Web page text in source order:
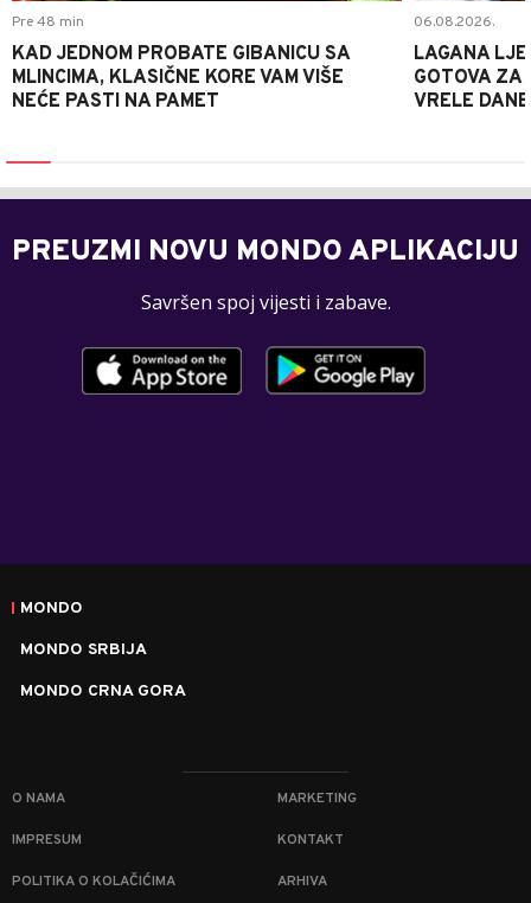
Pre 48 min
KAD JEDNOM PROBATE GIBANICU SA
MLINCIMA, KLASIČNE KORE VAM VIŠE
NEĆE PASTI NA PAMET
06.08.2026.
LAGANA
GOTOVA ZA
VRELE DANE
PREUZMI NOVU MONDO APLIKACIJU
Savršen spoj vijesti i zabave.
MONDO
MONDO SRBIJA
MONDO CRNA GORA
O NAMA MARKETING
IMPRESUM KONTAKT
POLITIKA O KOLAČIĆIMA ARHIVA